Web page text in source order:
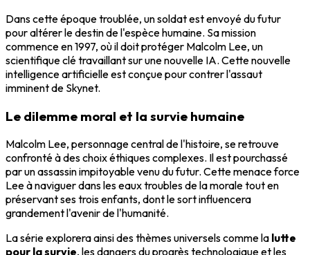
Dans cette époque troublée, un soldat est envoyé du futur
pour altérer le destin de l'espèce humaine. Sa mission
commence en 1997, où il doit protéger Malcolm Lee, un
scientifique clé travaillant sur une nouvelle IA. Cette nouvelle
intelligence artificielle est conçue pour contrer l'assaut
imminent de Skynet.
Le dilemme moral et la survie humaine
Malcolm Lee, personnage central de l'histoire, se retrouve
confronté à des choix éthiques complexes. Il est pourchassé
par un assassin impitoyable venu du futur. Cette menace force
Lee à naviguer dans les eaux troubles de la morale tout en
préservant ses trois enfants, dont le sort influencera
grandement l'avenir de l'humanité.
La série explorera ainsi des thèmes universels comme la lutte
pour la survie, les dangers du progrès technologique et les